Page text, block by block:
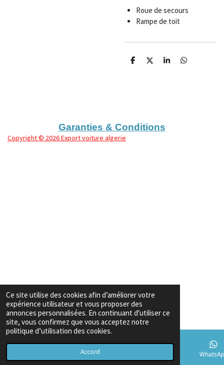
Ce site utilise des cookies afin d’améliorer votre
expérience utilisateur et vous proposer des
annonces personnalisées. En continuant d'utiliser ce
site, vous confirmez que vous acceptez notre
politique d’utilisation des cookies.
Accord
Roue de secours
Rampe de toit
P
P
P
P
Garanties & Conditions
Copyright© 2026 Export voiture algerie
Téléphone